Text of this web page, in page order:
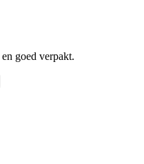
goed verpakt.